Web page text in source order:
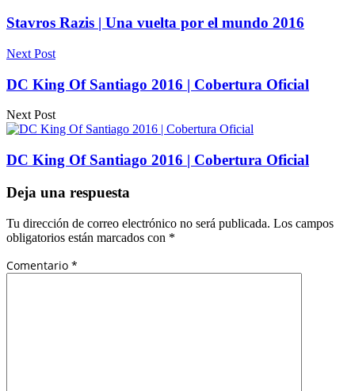
Stavros Razis | Una vuelta por el mundo 2016
Next Post
DC King Of Santiago 2016 | Cobertura Oficial
Next Post
DC King Of Santiago 2016 | Cobertura Oficial
Deja una respuesta
Tu dirección de correo electrónico no será publicada. Los campos
obligatorios están marcados con *
Comentario *